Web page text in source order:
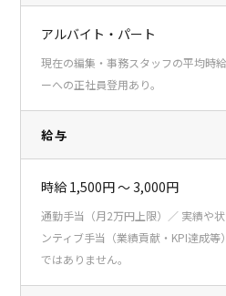
アルバイト・パート
現在の編集・事務スタッフの平均時
ーへの正社員登用あり。
給与
時給 1,500円 〜 3,000円
通勤手当（月2万円上限）／ 実績や
ンティブ手当（業績貢献・KPI達成
ではありません。